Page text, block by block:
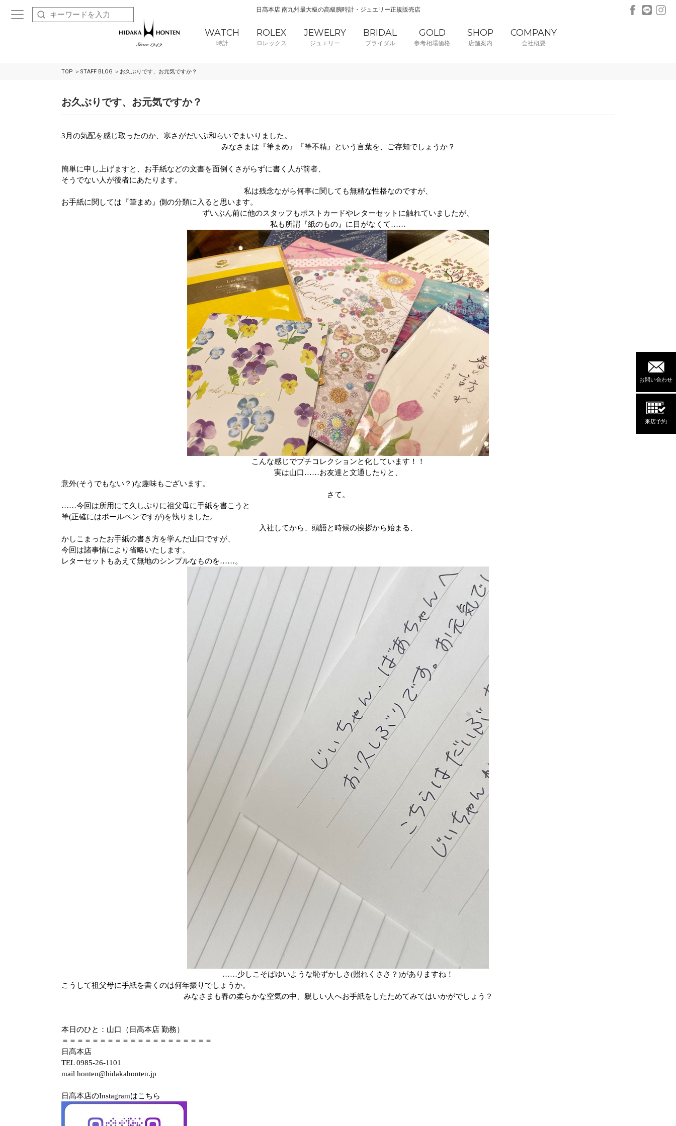
日髙本店 南九州最大級の高級腕時計・ジュエリー正規販売店
WATCH
時計
ROLEX
ロレックス
JEWELRY
ジュエリー
BRIDAL
ブライダル
GOLD
参考相場価格
SHOP
店舗案内
COMPANY
会社概要
お問い合わせ
来店予約
TOP STAFF BLOG お久ぶりです、お元気ですか？
お久ぶりです、お元気ですか？
3 月の気配を感じ取ったのか、寒さがだいぶ和らいでまいりました。
みなさまは『筆まめ』『筆不精』という言葉を、ご存知でしょうか？
簡単に申し上げますと、お手紙などの文書を面倒くさがらずに書く人が前者、
そうでない人が後者にあたります。
私は残念ながら何事に関しても無精な性格なのですが、
お手紙に関しては『筆まめ』側の分類に入ると思います。
ずいぶん前に他のスタッフもポストカードやレターセットに触れていましたが、
私も所謂『紙のもの』に目がなくて……
こんな感じでプチコレクションと化しています！！
実は山口……お友達と文通したりと、
意外(そうでもない？ )な趣味もございます。
さて。
……今回は所用にて久しぶりに祖父母に手紙を書こうと
筆(正確にはボールペンですが)を執りました。
入社してから、頭語と時候の挨拶から始まる、
かしこまったお手紙の書き方を学んだ山口ですが、
今回は諸事情により省略いたします。
レターセットもあえて無地のシンプルなものを……。
……少しこそばゆいような恥ずかしさ(照れくささ？ )がありますね！
こうして祖父母に手紙を書くのは何年振りでしょうか。
みなさまも春の柔らかな空気の中、親しい人へお手紙をしたためてみてはいかがでしょう？
本日のひと：山口（日髙本店 勤務）
＝＝＝＝＝＝＝＝＝＝＝＝＝＝＝＝＝＝＝＝
日髙本店
TEL 0985-26-1101
mail honten@hidakahonten.jp
日髙本店のInstagramはこちら